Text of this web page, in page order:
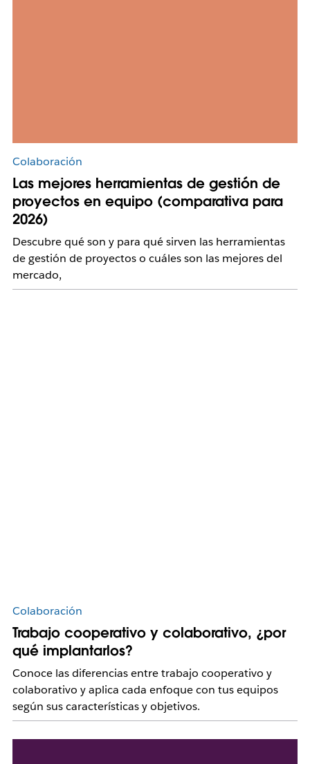
Colaboración
Las mejores herramientas de gestión de
proyectos en equipo (comparativa para
2026)
Descubre qué son y para qué sirven las herramientas
de gestión de proyectos o cuáles son las mejores del
mercado,
Colaboración
Trabajo cooperativo y colaborativo, ¿por
qué implantarlos?
Conoce las diferencias entre trabajo cooperativo y
colaborativo y aplica cada enfoque con tus equipos
según sus características y objetivos.